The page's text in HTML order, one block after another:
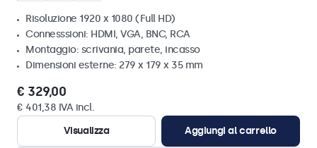
Risoluzione 1920 x 1080 (Full HD)
Connesssioni: HDMI, VGA, BNC, RCA
Montaggio: scrivania, parete, incasso
Dimensioni esterne: 279 x 179 x 35 mm
€ 329,00
€ 401,38 IVA incl.
Visualizza
Aggiungi al carrello